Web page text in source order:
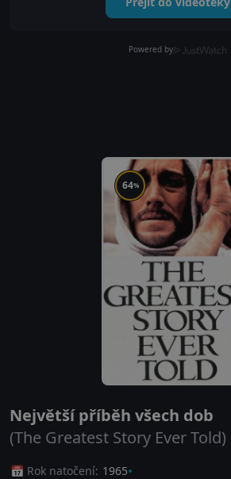
Powered by
64%
Největší příběh všech dob
(The Greatest Story Ever Told)
📅 Rok natočení: 1965